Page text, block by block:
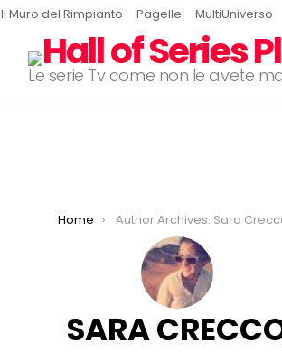
Il Muro del Rimpianto Pagelle MultiUniverso
Le serie Tv come non le avete
Home Author Archives: Sara
SARA